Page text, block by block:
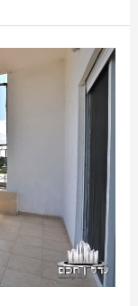
קריית
חיים
מזרחית,
רחוב
ציזלינג
אהרון